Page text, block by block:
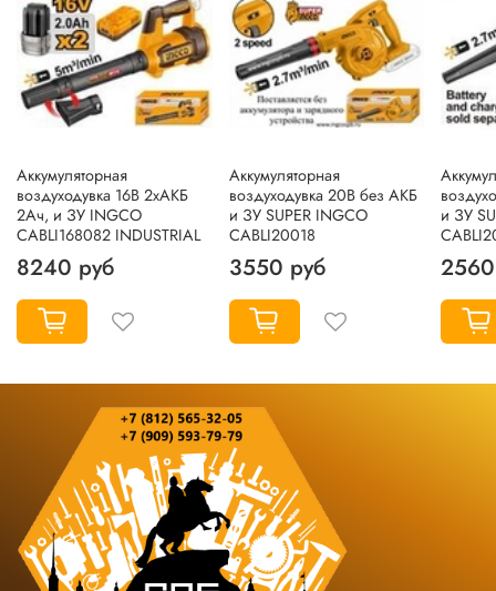
Аккумуляторная
воздуходувка 16В 2хАКБ
2Ач, и ЗУ INGCO
CABLI168082 INDUSTRIAL
8240 руб
Аккумуляторная
воздуходувка 20В без АКБ
и ЗУ SUPER INGCO
CABLI20018
3550 руб
и ЗУ